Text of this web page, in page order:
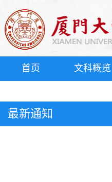
首页 文科概览
最新通知